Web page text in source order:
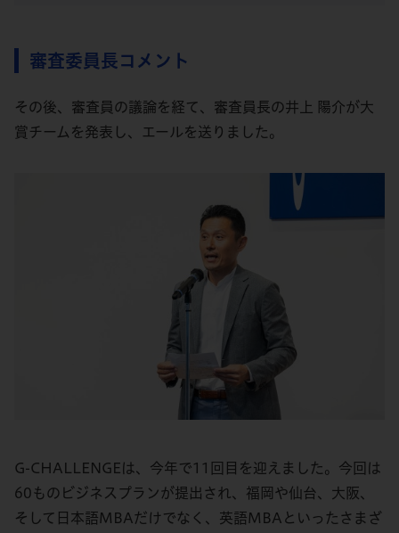
審査委員長コメント
その後、審査員の議論を経て、審査員長の井上 陽介が大
賞チームを発表し、エールを送りました。
G-CHALLENGEは、今年で11回目を迎えました。今回は
60ものビジネスプランが提出され、福岡や仙台、大阪、
そして日本語MBAだけでなく、英語MBAといったさまざ